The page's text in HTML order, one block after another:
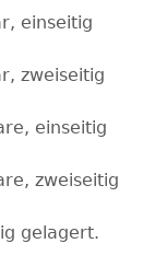
einseitig
zweiseitig
einseitig
zweiseitig
gelagert.